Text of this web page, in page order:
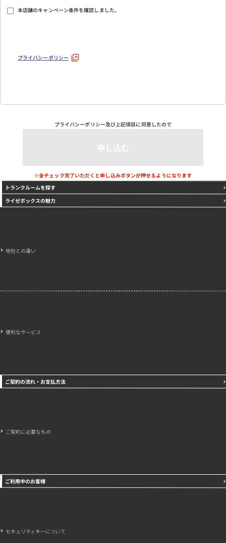
本店舗のキャンペーン条件を確認しました。
プライバシーポリシー
プライバシーポリシー及び上記項目に同意したので
※全チェック完了いただくと申し込みボタンが押せるようになります
トランクルームを探す
ライゼボックスの魅力
他社との違い
便利なサービス
ご契約の流れ・お支払方法
ご契約に必要なもの
ご利用中のお客様
セキュリティキーについて